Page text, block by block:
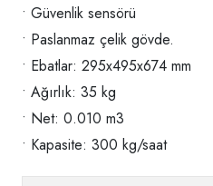
• Güvenlik sensörü
• Paslanmaz çelik gövde.
• Ebatlar: 295x495x674 mm
• Ağırlık: 35 kg
• Net: 0.010 m3
• Kapasite: 300 kg/saat